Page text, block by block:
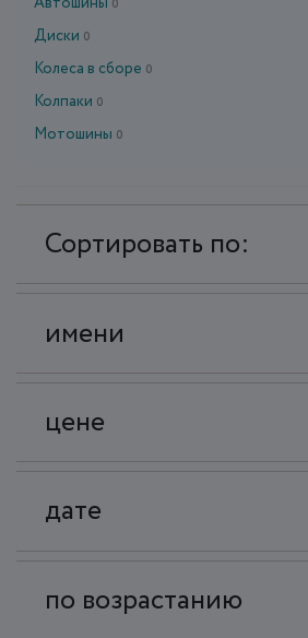
0
Диски 0
Колеса в сборе 0
Колпаки 0
Мотошины 0
Сортировать по:
имени
цене
дате
по возрастанию